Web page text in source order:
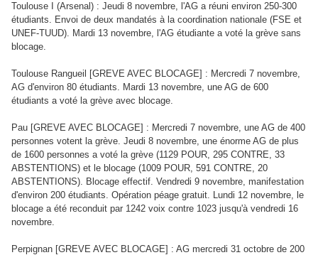
Toulouse I (Arsenal) : Jeudi 8 novembre, l'AG a réuni environ 250-300
étudiants. Envoi de deux mandatés à la coordination nationale (FSE et
UNEF-TUUD). Mardi 13 novembre, l'AG étudiante a voté la grève sans
blocage.
Toulouse Rangueil [GREVE AVEC BLOCAGE] : Mercredi 7 novembre,
AG d'environ 80 étudiants. Mardi 13 novembre, une AG de 600
étudiants a voté la grève avec blocage.
Pau [GREVE AVEC BLOCAGE] : Mercredi 7 novembre, une AG de 400
personnes votent la grève. Jeudi 8 novembre, une énorme AG de plus
de 1600 personnes a voté la grève (1129 POUR, 295 CONTRE, 33
ABSTENTIONS) et le blocage (1009 POUR, 591 CONTRE, 20
ABSTENTIONS). Blocage effectif. Vendredi 9 novembre, manifestation
d'environ 200 étudiants. Opération péage gratuit. Lundi 12 novembre, le
blocage a été reconduit par 1242 voix contre 1023 jusqu'à vendredi 16
novembre.
Perpignan [GREVE AVEC BLOCAGE] : AG mercredi 31 octobre de 200